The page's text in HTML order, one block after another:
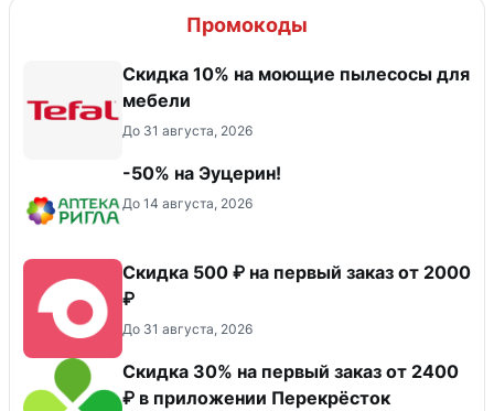
Промокоды
Скидка 10% на моющие пылесосы для
мебели
До 31 августа, 2026
-50% на Эуцерин!
До 14 августа, 2026
Скидка 500 ₽ на первый заказ от 2000
₽
До 31 августа, 2026
Скидка 30% на первый заказ от 2400
₽ в приложении Перекрёсток